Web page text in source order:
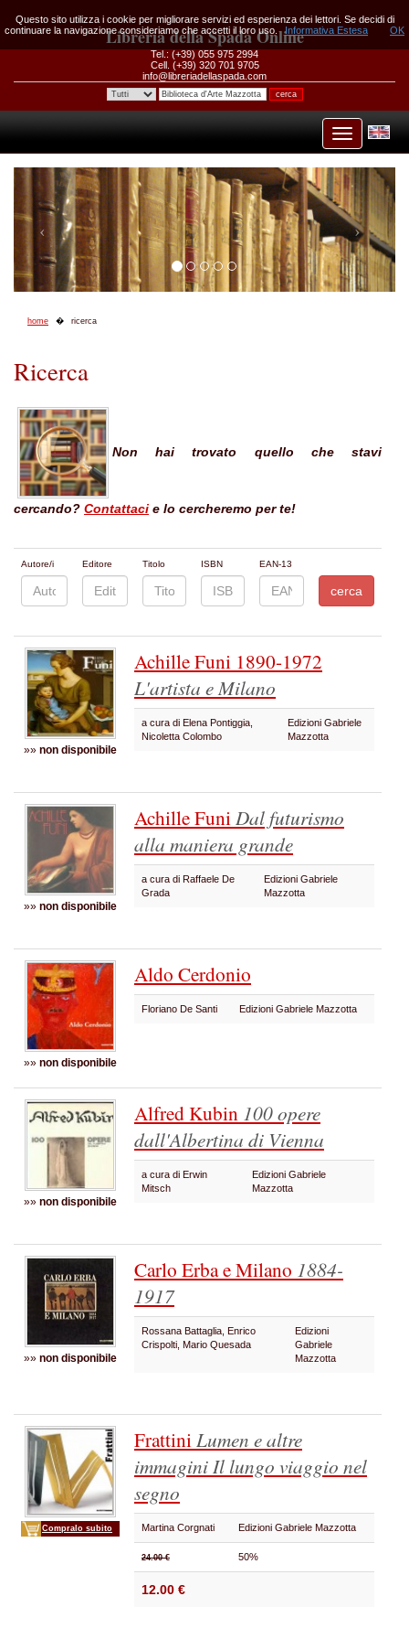
Libreria della Spada Online
Tel.: (+39) 055 975 2994
Cell. (+39) 320 701 9705
info@libreriadellaspada.com
home ricerca
Ricerca
Non hai trovato quello che stavi
cercando? Contattaci e lo cercheremo per te!
Autore/i Editore Titolo ISBN EAN-13
»» non disponibile
Achille Funi 1890-1972
L'artista e Milano
a cura di Elena Pontiggia,
Nicoletta Colombo
Edizioni Gabriele
Mazzotta
»» non disponibile
Achille FuniDal futurismo
alla maniera grande
a cura di Raffaele De
Grada
Edizioni Gabriele
Mazzotta
»» non disponibile
Aldo Cerdonio
Floriano De Santi Edizioni Gabriele Mazzotta
»» non disponibile
Alfred Kubin 100 opere
dall'Albertina di Vienna
a cura di Erwin
Mitsch
Edizioni Gabriele
Mazzotta
»» non disponibile
Carlo Erba e Milano 1884-
1917
Rossana Battaglia, Enrico
Crispolti, Mario Quesada
Edizioni
Gabriele
Mazzotta
Compralo subito
FrattiniLumen e altre
immaginiIl lungo viaggio nel
segno
Martina Corgnati Edizioni Gabriele Mazzotta
24.00 € 50%
12.00 €
Questo sito utilizza i cookie per migliorare servizi ed esperienza dei lettori. Se decidi di
continuare la navigazione consideriamo che accetti il loro uso.
Informativa Estesa OK